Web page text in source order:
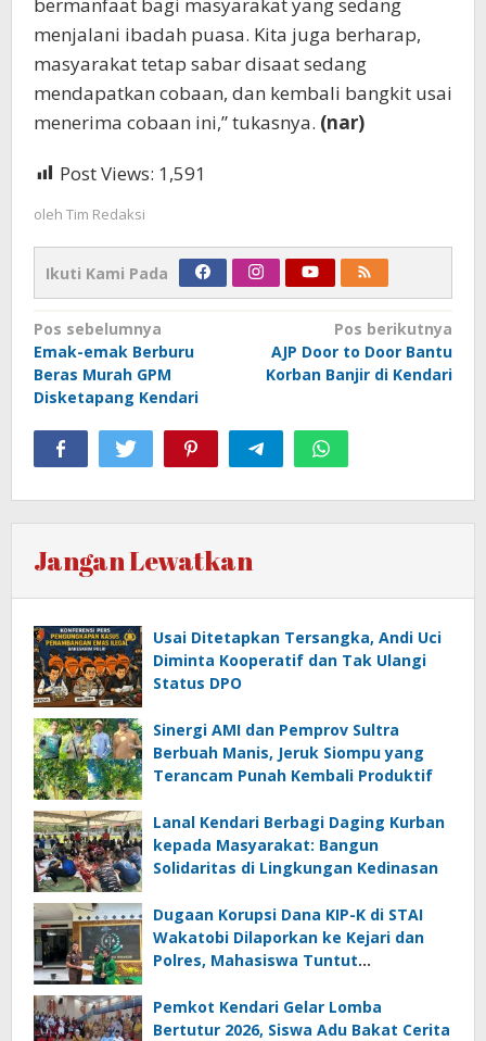
menjalani ibadah puasa. Kita juga berharap,
masyarakat tetap sabar disaat sedang
mendapatkan cobaan, dan kembali bangkit usai
menerima cobaan ini,” tukasnya. (nar)
Post Views: 1,591
oleh Tim Redaksi
Ikuti Kami Pada
Navigasi
pos
Pos sebelumnya
Emak-emak Berburu
Beras Murah GPM
Disketapang Kendari
Pos berikutnya
AJP Door to Door Bantu
Korban Banjir di Kendari
Jangan Lewatkan
Usai Ditetapkan Tersangka, Andi Uci
Diminta Kooperatif dan Tak Ulangi
Status DPO
Sinergi AMI dan Pemprov Sultra
Berbuah Manis, Jeruk Siompu yang
Terancam Punah Kembali Produktif
Lanal Kendari Berbagi Daging Kurban
kepada Masyarakat: Bangun
Solidaritas di Lingkungan Kedinasan
Dugaan Korupsi Dana KIP-K di STAI
Wakatobi Dilaporkan ke Kejari dan
Polres, Mahasiswa Tuntut
Pemkot Kendari Gelar Lomba
Bertutur 2026, Siswa Adu Bakat Cerita